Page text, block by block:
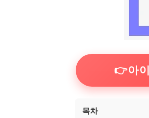
👉아
목차